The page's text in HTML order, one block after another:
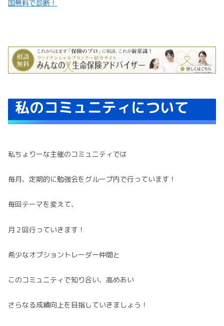
国無料で診断！
私のコミュニティについて
私ちょりーな主催のコミュニティでは
毎月、定期的に勉強会をグループ内で行っています！
毎回テーマを変えて、
月２回行っていきます！
希少なオプショントレーダー仲間と
このコミュニティで知り合い、高めあい
さらなる成績向上を目指していきましょう！